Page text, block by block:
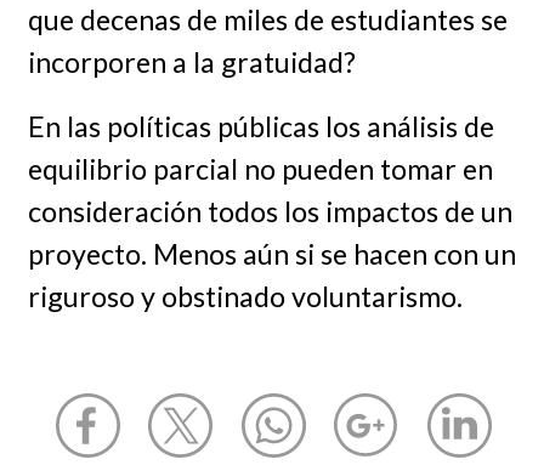
que decenas de miles de estudiantes se
incorporen a la gratuidad?
En las políticas públicas los análisis de
equilibrio parcial no pueden tomar en
consideración todos los impactos de un
proyecto. Menos aún si se hacen con un
riguroso y obstinado voluntarismo.